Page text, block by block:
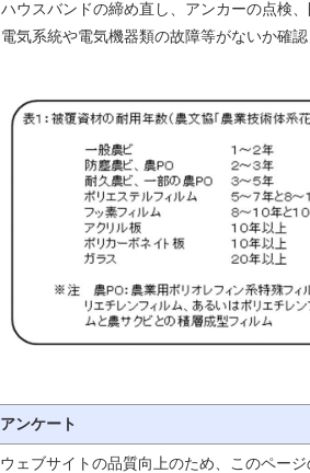
ハウスバンドの締め直し、アンカーの点検
電気系統や電気機器類の故障等がないか確認
アンケート
ウェブサイトの品質向上のため、このページ